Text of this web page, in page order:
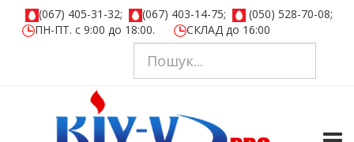
(067) 405-31-32; (067) 403-14-75;
(050) 528-70-08;
ПН-ПТ. с 9:00 до 18:00.
СКЛАД до 16:00